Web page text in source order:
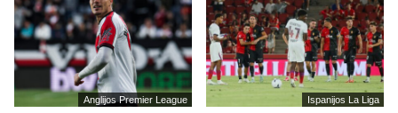
Anglijos Premier League Ispanijos La Liga